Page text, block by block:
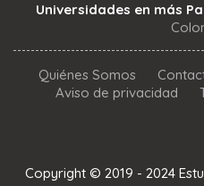
Universidades en más
Quiénes Somos
Aviso de privacidad
Copyright © 2019 - 2024